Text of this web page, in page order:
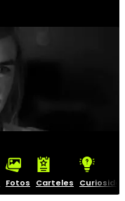
Fotos Carteles